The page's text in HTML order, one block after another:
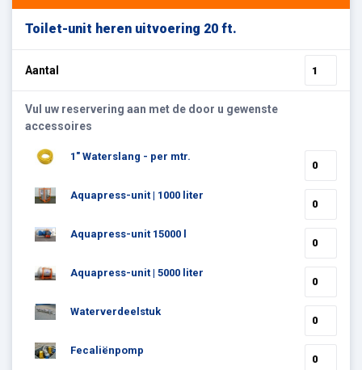
Toilet-unit heren uitvoering 20 ft.
Aantal
Vul uw reservering aan met de door u gewenste
accessoires
1" Waterslang - per mtr.
Aquapress-unit | 1000 liter
Aquapress-unit 15000 l
Aquapress-unit | 5000 liter
Waterverdeelstuk
Fecaliënpomp